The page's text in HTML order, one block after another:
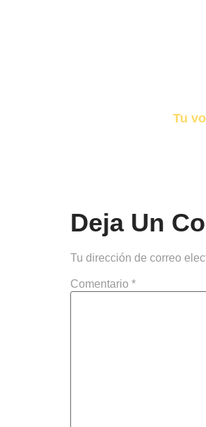
Tu
Deja Un
Tu dirección de correo
Comentario *